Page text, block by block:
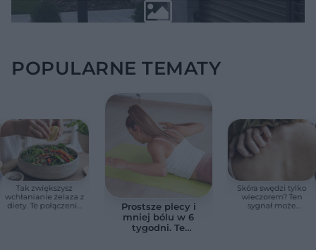
POPULARNE TEMATY
Tak zwiększysz
wchłanianie żelaza z
diety. Te połączenia
Prostsze plecy i
mniej bólu w 6
tygodni. Te
Skóra swędzi tylko
wieczorem? Ten
sygnał może